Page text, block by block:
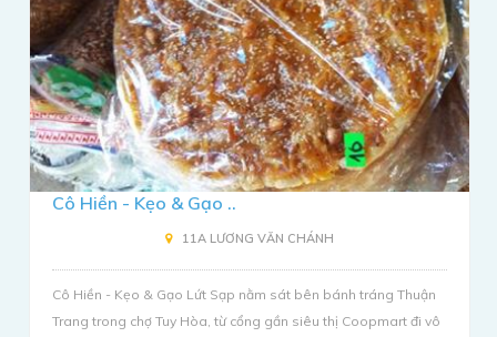
Cô Hiền - Kẹo & Gạo ..
11A LƯƠNG VĂN CHÁNH
Cô Hiền - Kẹo & Gạo Lứt Sạp nằm sát bên bánh tráng Thuận
Trang trong chợ Tuy Hòa, từ cổng gần siêu thị Coopmart đi vô